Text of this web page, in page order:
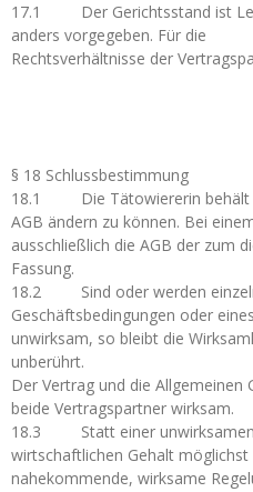
17.1 Der Gerichtsstand ist
anders vorgegeben. Für die
Rechtsverhältnisse der
§ 18 Schlussbestimmung
18.1 Die Tätowiererin behält
AGB ändern zu können. Bei
ausschließlich die AGB der zum
Fassung.
18.2 Sind oder werden
Geschäftsbedingungen oder
unwirksam, so bleibt die
unberührt.
Der Vertrag und die Allgemeinen
beide Vertragspartner wirksam.
18.3 Statt einer unwirksamen
wirtschaftlichen Gehalt möglichst
nahekommende, wirksame